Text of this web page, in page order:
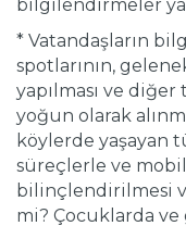
bilgilendirmeler
* Vatandaşların
spotlarının,
yapılması ve
yoğun olarak
köylerde yaşayan
süreçlerle ve
bilinçlendirilmesi
mi? Çocuklarda